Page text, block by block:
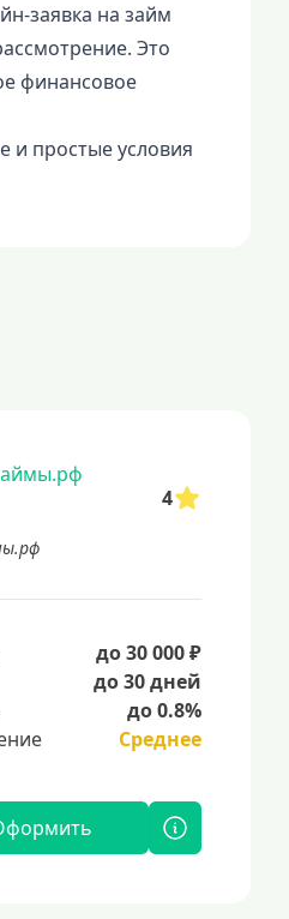
заявка на займ
Это
финансовое
и простые условия
4
до 30 000 ₽
до 30 дней
до 0.8%
Среднее